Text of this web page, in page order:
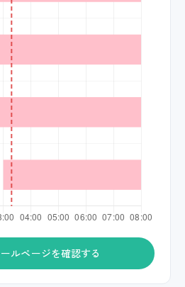
ルページを確認する